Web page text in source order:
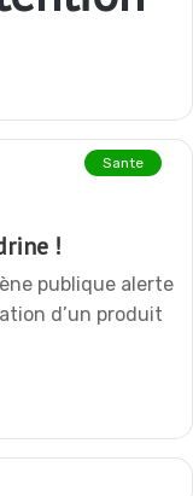
Sante
!
publique alerte
d’un produit